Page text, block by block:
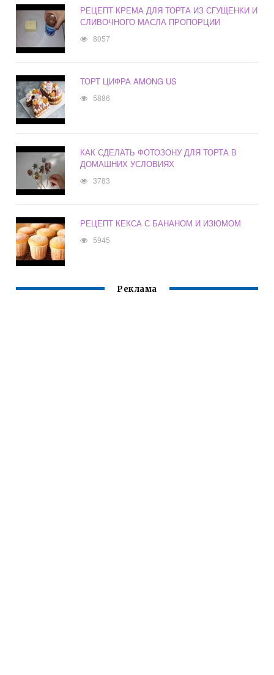
РЕЦЕПТ КРЕМА ДЛЯ ТОРТА ИЗ СГУЩЕНКИ И
СЛИВОЧНОГО МАСЛА ПРОПОРЦИИ
8057
ТОРТ ЦИФРА AMONG US
5886
КАК СДЕЛАТЬ ФОТОЗОНУ ДЛЯ ТОРТА В
ДОМАШНИХ УСЛОВИЯХ
3783
РЕЦЕПТ КЕКСА С БАНАНОМ И ИЗЮМОМ
5945
Реклама